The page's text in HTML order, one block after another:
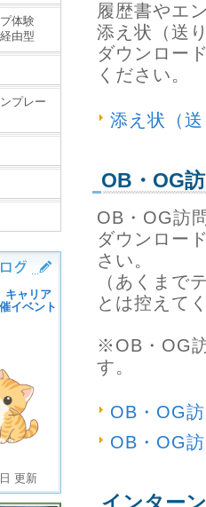
体験
型
プレー
キャリア
イベント
更新
履歴書やエ
添え状（送
ダウンロー
ください。
添え状（
OB・OG
OB・OG訪
ダウンロー
さい。
（あくまで
とは控えて
※OB・OG
す。
OB・OG
OB・OG